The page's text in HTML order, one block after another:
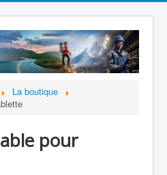
La boutique
pour